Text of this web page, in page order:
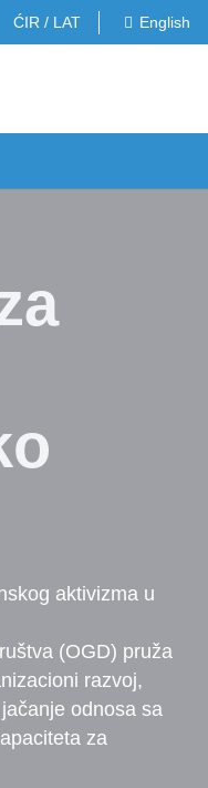
ĆIR / LAT English
aktivizma u
(OGD) pruža
razvoj,
odnosa sa
za